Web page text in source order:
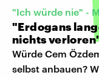
"Ich würde nie" -
"Erdogans
nichts
Würde Cem
selbst anbauen?